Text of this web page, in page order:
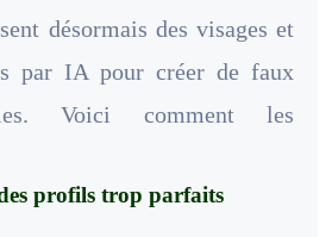
désormais des visages et
par IA pour créer de faux
Voici comment les
profils trop parfaits